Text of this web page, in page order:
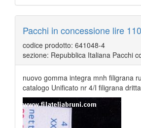
Pacchi in concessione lire 110
codice prodotto: 641048-4
sezione: Repubblica Italiana Pacchi
nuovo gomma integra mnh filigrana
catalogo Unificato nr 4/I filigrana dritta